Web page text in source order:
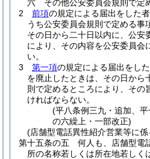
六
その他公安委員会規則で定
2
前項の規定による届出をした
うち公安委員会規則で定める事
その日から二十日以内に、公安
により、その内容を公安委員会
い。
3
第一項の規定による届出をし
を廃止したときは、その日から
則で定めるところにより、その
ければならない。
(平八条例三九・追加、
の六繰上・一部改正)
(店舗型電話異性紹介営業等に
第十五条の五
何人も、店舗型電
所の名称若しくは所在地若しく